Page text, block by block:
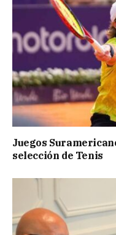
Juegos
selección de Tenis